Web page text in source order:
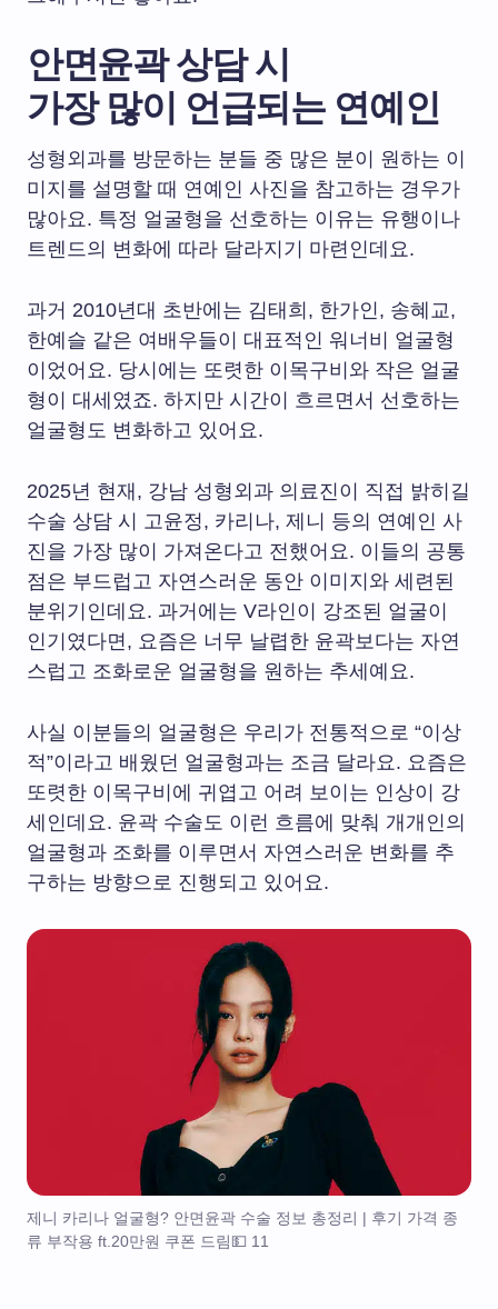
안면윤곽 상담 시
가장 많이 언급되는 연예인
성형외과를 방문하는 분들 중 많은 분이 원하는 이
미지를 설명할 때 연예인 사진을 참고하는 경우가
많아요. 특정 얼굴형을 선호하는 이유는 유행이나
트렌드의 변화에 따라 달라지기 마련인데요.
과거 2010년대 초반에는 김태희, 한가인, 송혜교,
한예슬 같은 여배우들이 대표적인 워너비 얼굴형
이었어요. 당시에는 또렷한 이목구비와 작은 얼굴
형이 대세였죠. 하지만 시간이 흐르면서 선호하는
얼굴형도 변화하고 있어요.
2025년 현재, 강남 성형외과 의료진이 직접 밝히길
수술 상담 시 고윤정, 카리나, 제니 등의 연예인 사
진을 가장 많이 가져온다고 전했어요. 이들의 공통
점은 부드럽고 자연스러운 동안 이미지와 세련된
분위기인데요. 과거에는 V라인이 강조된 얼굴이
인기였다면, 요즘은 너무 날렵한 윤곽보다는 자연
스럽고 조화로운 얼굴형을 원하는 추세예요.
사실 이분들의 얼굴형은 우리가 전통적으로 “이상
적”이라고 배웠던 얼굴형과는 조금 달라요. 요즘은
또렷한 이목구비에 귀엽고 어려 보이는 인상이 강
세인데요. 윤곽 수술도 이런 흐름에 맞춰 개개인의
얼굴형과 조화를 이루면서 자연스러운 변화를 추
구하는 방향으로 진행되고 있어요.
제니 카리나 얼굴형? 안면윤곽 수술 정보 총정리 | 후기 가격 종
류 부작용 ft.20만원 쿠폰 드림💵 11